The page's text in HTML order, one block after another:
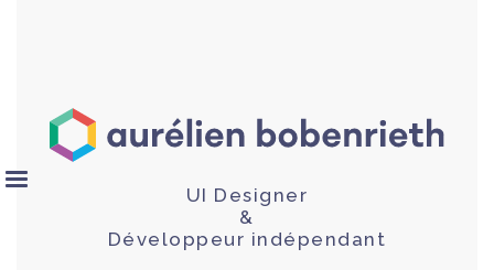
UI Designer
&
Développeur indépendant